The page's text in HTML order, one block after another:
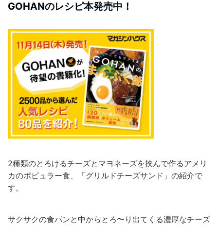
GOHANのレシピ本発売中！
2種類のとろけるチーズとマヨネーズを挟んで作るアメリ
カのポピュラー食、「グリルドチーズサンド」の紹介で
す。
サクサクの食パンと中からとろ〜り出てくる濃厚なチーズ